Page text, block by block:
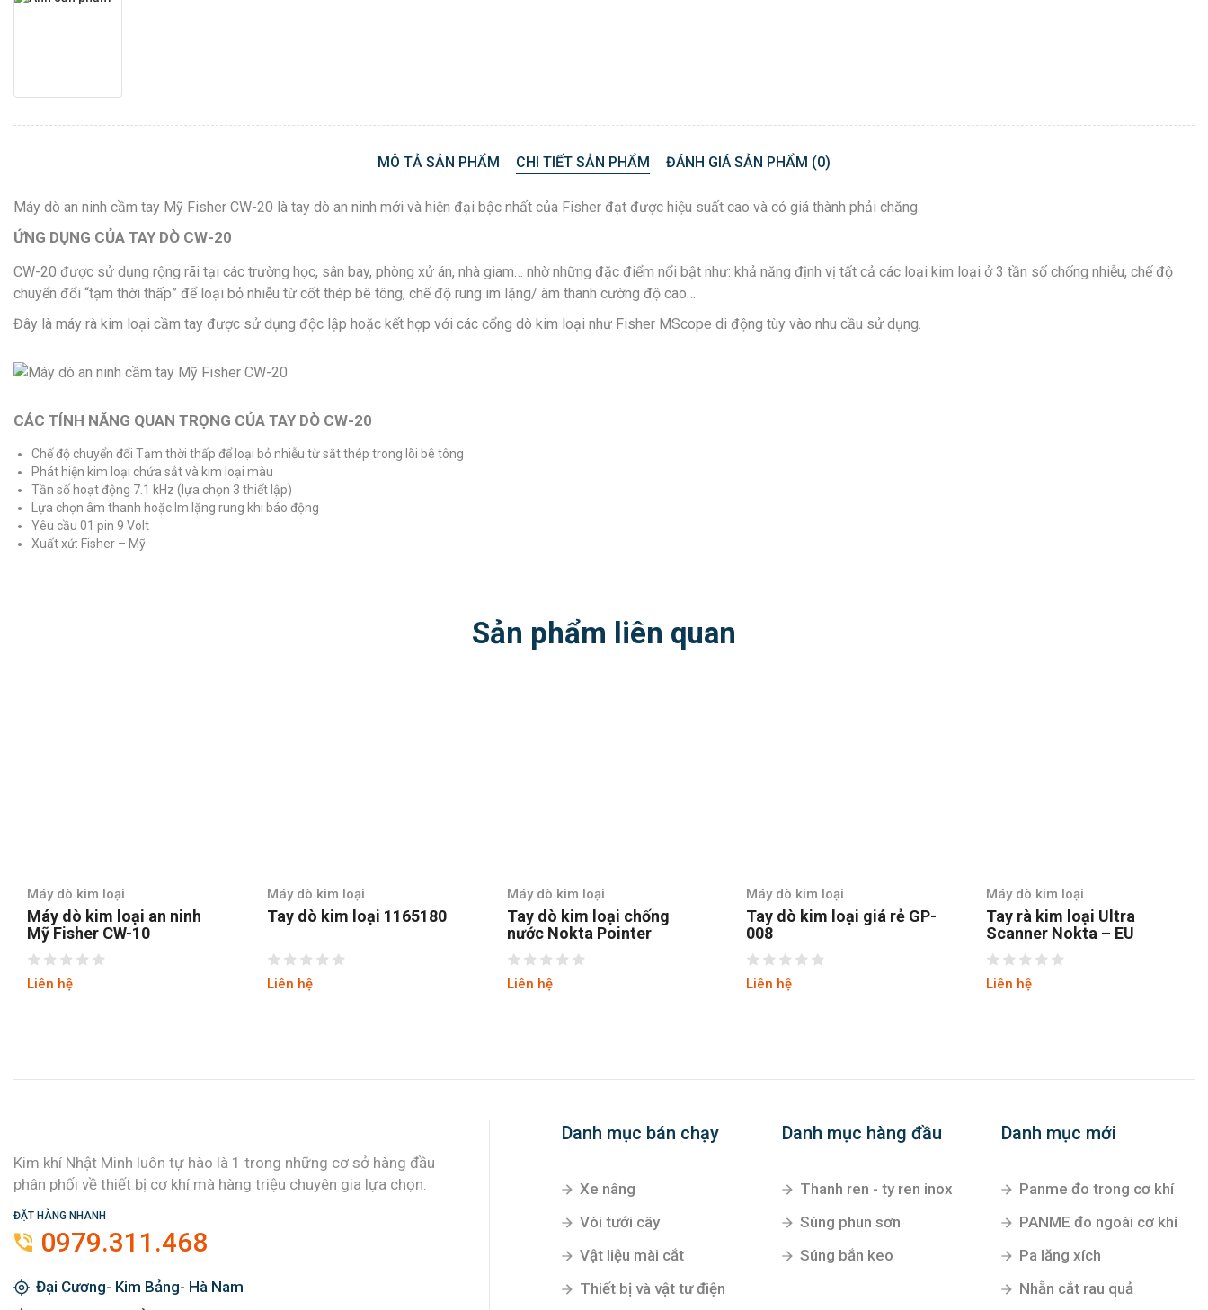
MÔ TẢ SẢN PHẨM CHI TIẾT SẢN PHẨM ĐÁNH GIÁ SẢN PHẨM (0)
Máy dò an ninh cầm tay Mỹ Fisher CW-20 là tay dò an ninh mới và hiện đại bậc nhất của Fisher đạt được hiệu suất cao và có giá thành phải chăng.
ỨNG DỤNG CỦA TAY DÒ CW-20
CW-20 được sử dụng rộng rãi tại các trường học, sân bay, phòng xử án, nhà giam… nhờ những đặc điểm nổi bật như: khả năng định vị tất cả các loại kim loại ở 3 tần số chống nhiễu, chế độ
chuyển đổi “tạm thời thấp” để loại bỏ nhiễu từ cốt thép bê tông, chế độ rung im lặng/ âm thanh cường độ cao…
Đây là máy rà kim loại cầm tay được sử dụng độc lập hoặc kết hợp với các cổng dò kim loại như Fisher MScope di động tùy vào nhu cầu sử dụng.
CÁC TÍNH NĂNG QUAN TRỌNG CỦA TAY DÒ CW-20
Chế độ chuyển đổi Tạm thời thấp để loại bỏ nhiễu từ sắt thép trong lõi bê tông
Phát hiện kim loại chứa sắt và kim loại màu
Tần số hoạt động 7.1 kHz (lựa chọn 3 thiết lập)
Lựa chọn âm thanh hoặc Im lặng rung khi báo động
Yêu cầu 01 pin 9 Volt
Xuất xứ: Fisher – Mỹ
Sản phẩm liên quan
Máy dò kim loại
Máy dò kim loại an ninh
Mỹ Fisher CW-10
Liên hệ
Máy dò kim loại
Tay dò kim loại 1165180
Liên hệ
Máy dò kim loại
Tay dò kim loại chống
nước Nokta Pointer
Liên hệ
Máy dò kim loại
Tay dò kim loại giá rẻ GP-
008
Liên hệ
Máy dò kim loại
Tay rà kim loại Ultra
Scanner Nokta – EU
Liên hệ
Kim khí Nhật Minh luôn tự hào là 1 trong những cơ sở hàng đầu
phân phối về thiết bị cơ khí mà hàng triệu chuyên gia lựa chọn.
ĐẶT HÀNG NHANH
0979.311.468
Đại Cương- Kim Bảng- Hà Nam
Danh mục bán chạy
Xe nâng
Vòi tưới cây
Vật liệu mài cắt
Thiết bị và vật tư điện
Danh mục hàng đầu
Thanh ren - ty ren inox
Súng phun sơn
Súng bắn keo
Danh mục mới
Panme đo trong cơ khí
PANME đo ngoài cơ khí
Pa lăng xích
Nhẵn cắt rau quả